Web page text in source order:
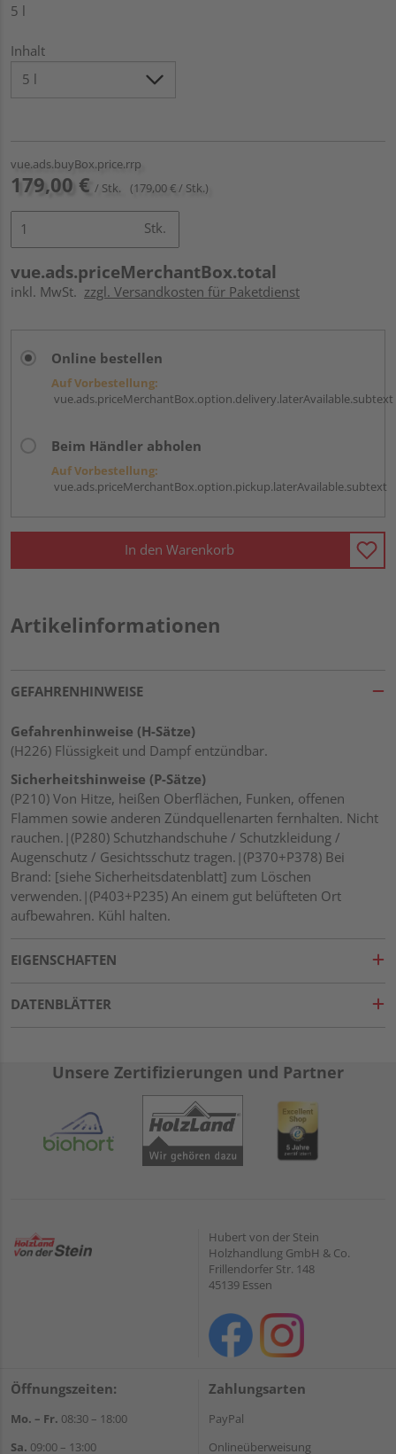
5 l
Inhalt
vue.ads.buyBox.price.rrp
179,00 € / Stk. (179,00 € / Stk.)
Stk.
vue.ads.priceMerchantBox.total
inkl. MwSt. zzgl. Versandkosten für Paketdienst
Online bestellen
Auf Vorbestellung:
vue.ads.priceMerchantBox.option.delivery.laterAvailable.subtext
Beim Händler abholen
Auf Vorbestellung:
vue.ads.priceMerchantBox.option.pickup.laterAvailable.subtext
In den Warenkorb
Artikelinformationen
GEFAHRENHINWEISE
Gefahrenhinweise (H-Sätze)
(H226) Flüssigkeit und Dampf entzündbar.
Sicherheitshinweise (P-Sätze)
(P210) Von Hitze, heißen Oberflächen, Funken, offenen
Flammen sowie anderen Zündquellenarten fernhalten. Nicht
rauchen.|(P280) Schutzhandschuhe / Schutzkleidung /
Augenschutz / Gesichtsschutz tragen.|(P370+P378) Bei
Brand: [siehe Sicherheitsdatenblatt] zum Löschen
verwenden.|(P403+P235) An einem gut belüfteten Ort
aufbewahren. Kühl halten.
EIGENSCHAFTEN
DATENBLÄTTER
Unsere Zertifizierungen und Partner
Hubert von der Stein
Holzhandlung GmbH & Co.
Frillendorfer Str. 148
45139 Essen
Öffnungszeiten:
Mo. – Fr. 08:30 – 18:00
Sa. 09:00 – 13:00
Zahlungsarten
PayPal
Onlineüberweisung